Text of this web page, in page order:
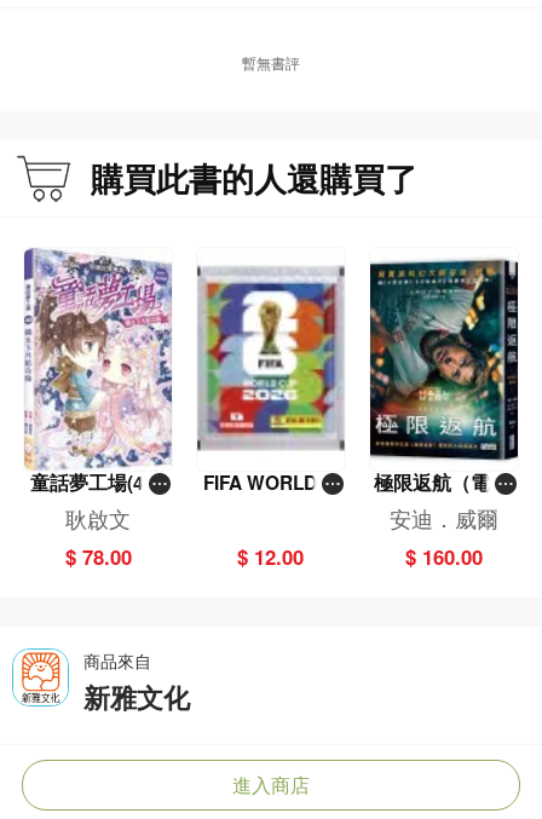
暫無書評
購買此書的人還購買了
童話夢工場(40)
——織女下凡結
奇緣
耿啟文
$ 78.00
FIFA WORLD C
包）
$ 12.00
極限返航（電影
書衣典藏版）
（獨家收錄作者
訪談）
安迪．威爾
$ 160.00
商品來自
新雅文化
進入商店